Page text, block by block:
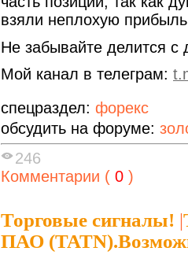
взяли неплохую
Не забывайте делится с
Мой канал в телеграм:
спецраздел: форекс
обсудить на форуме:
246
Комментарии ( 0 )
Торговые сигналы! |
ПАО